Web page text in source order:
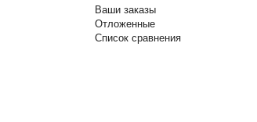
Ваши заказы
Отложенные
Список сравнения